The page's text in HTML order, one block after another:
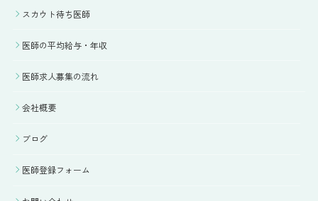
スカウト待ち医師
医師の平均給与・年収
医師求人募集の流れ
会社概要
ブログ
医師登録フォーム